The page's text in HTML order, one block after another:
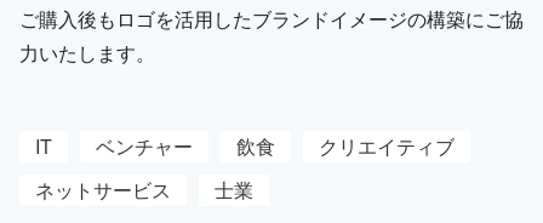
ご購入後もロゴを活用したブランドイメージの構築にご協
力いたします。
IT ベンチャー 飲食
クリエイティブ
ネットサービス
士業